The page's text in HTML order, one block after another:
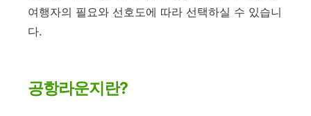
여행자의 필요와 선호도에 따라 선택하실 수 있습니
다.
공항라운지란?